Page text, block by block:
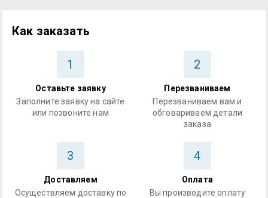
Как заказать
1
Оставьте заявку
Заполните заявку на сайте
или позвоните нам
2
Перезваниваем
Перезваниваем вам и
обговариваем детали
заказа
3
Доставляем
Осуществляем доставку по
4
Оплата
Вы производите оплату